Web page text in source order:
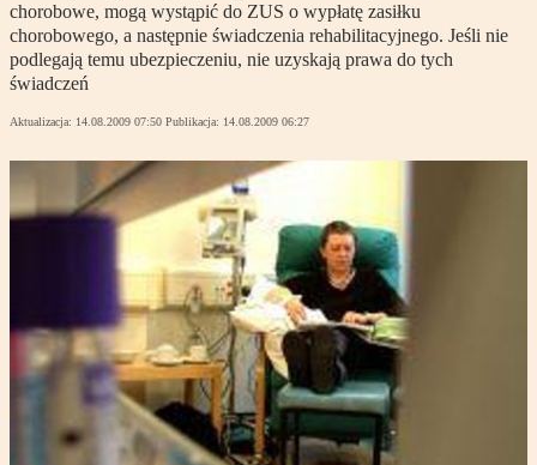
chorobowe, mogą wystąpić do ZUS o wypłatę zasiłku
chorobowego, a następnie świadczenia rehabilitacyjnego. Jeśli nie
podlegają temu ubezpieczeniu, nie uzyskają prawa do tych
świadczeń
Aktualizacja: 14.08.2009 07:50 Publikacja: 14.08.2009 06:27